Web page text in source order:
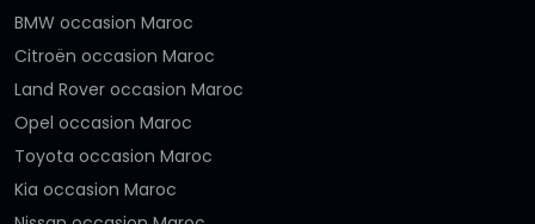
BMW occasion Maroc
Citroën occasion Maroc
Land Rover occasion Maroc
Opel occasion Maroc
Toyota occasion Maroc
Kia occasion Maroc